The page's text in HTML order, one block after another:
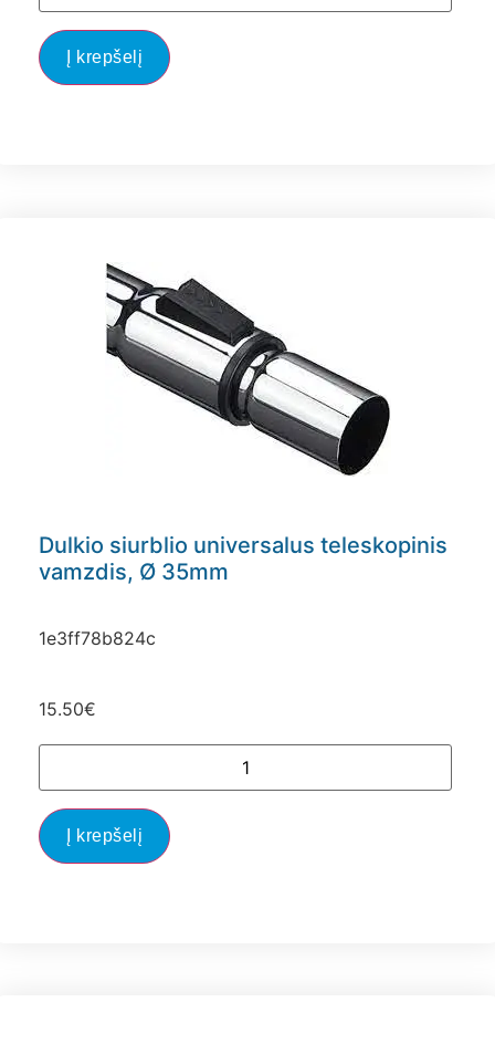
Į krepšelį
Dulkio siurblio universalus teleskopinis
vamzdis, Ø 35mm
1e3ff78b824c
15.50€
Į krepšelį